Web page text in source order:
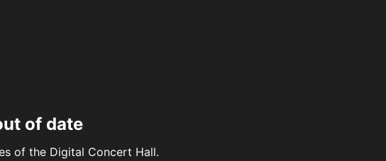
of date
of the Digital Concert Hall.